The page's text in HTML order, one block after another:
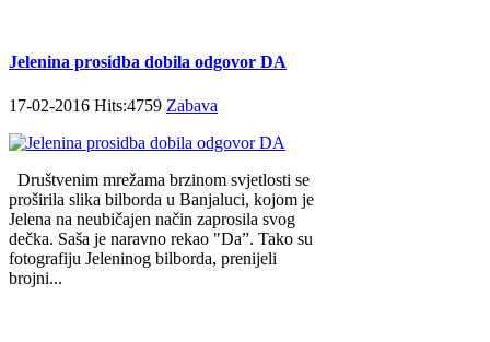
Jelenina prosidba dobila odgovor DA
17-02-2016 Hits:4759 Zabava
Društvenim mrežama brzinom svjetlosti se
proširila slika bilborda u Banjaluci, kojom je
Jelena na neubičajen način zaprosila svog
dečka. Saša je naravno rekao "Da”. Tako su
fotografiju Jeleninog bilborda, prenijeli
brojni...